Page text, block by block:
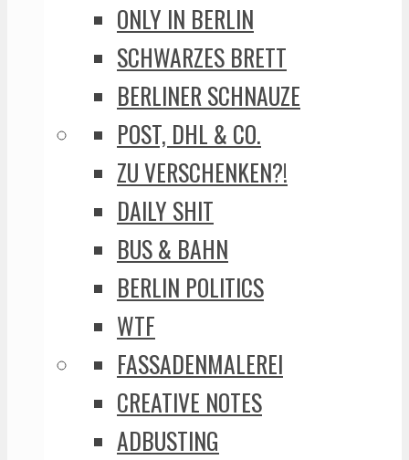
ONLY IN BERLIN
SCHWARZES BRETT
BERLINER SCHNAUZE
POST, DHL & CO.
ZU VERSCHENKEN?!
DAILY SHIT
BUS & BAHN
BERLIN POLITICS
WTF
FASSADENMALEREI
CREATIVE NOTES
ADBUSTING